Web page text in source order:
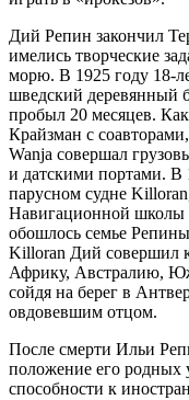
Дий Репин закончил
имелись творческие
морю. В 1925 году 18-
шведский деревянный
пробыл 20 месяцев.
Крайзман с
Wanja совершал
и датскими портами. В
парусном судне
Навигационной школы
обошлось семье
Killoran Дий совершил
Африку, Австралию,
сойдя на берег в
овдовевшим отцом.
После смерти Ильи
положение его
способности к